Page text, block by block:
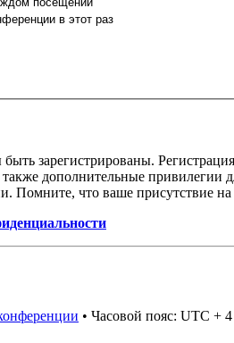
в этот раз
зарегистрированы.
дополнительные привилегии
что ваше присутствие на
• Часовой пояс: UTC + 4